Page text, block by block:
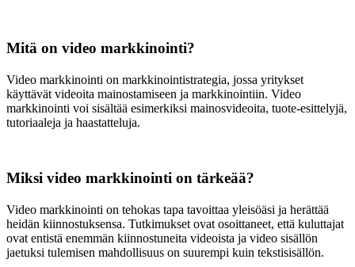
Mitä on video markkinointi?
Video markkinointi on markkinointistrategia, jossa yritykset
käyttävät videoita mainostamiseen ja markkinointiin. Video
markkinointi voi sisältää esimerkiksi mainosvideoita, tuote-esittelyjä,
tutoriaaleja ja haastatteluja.
Miksi video markkinointi on tärkeää?
Video markkinointi on tehokas tapa tavoittaa yleisöäsi ja herättää
heidän kiinnostuksensa. Tutkimukset ovat osoittaneet, että kuluttajat
ovat entistä enemmän kiinnostuneita videoista ja video sisällön
jaetuksi tulemisen mahdollisuus on suurempi kuin tekstisisällön.